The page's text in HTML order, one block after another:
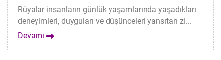
Rüyalar insanların günlük yaşamlarında yaşadıkları
deneyimleri, duyguları ve düşünceleri yansıtan zi...
Devamı